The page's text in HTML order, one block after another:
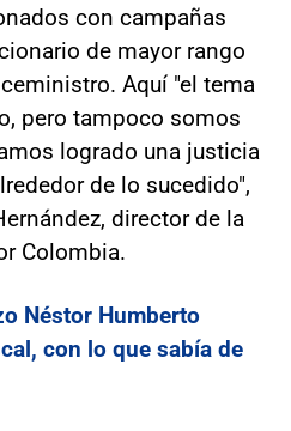
con campañas
de mayor rango
Aquí "el tema
pero tampoco somos
logrado una justicia
de lo sucedido",
director de la
Colombia.
Néstor Humberto
con lo que sabía de